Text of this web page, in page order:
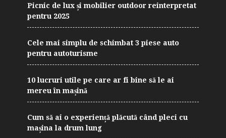
Picnic de lux și mobilier outdoor reinterpretat
pentru 2025
Cele mai simplu de schimbat 3 piese auto
pentru autoturisme
10 lucruri utile pe care ar fi bine să le ai
mereu în mașină
Cum să ai o experiență plăcută când pleci cu
mașina la drum lung